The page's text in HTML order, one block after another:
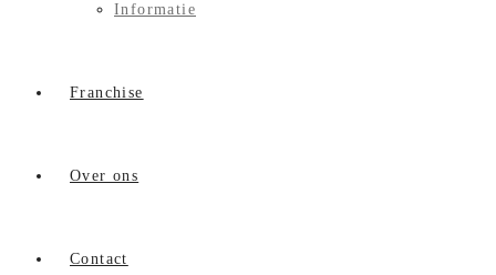
Informatie
Franchise
Over ons
Contact